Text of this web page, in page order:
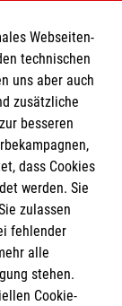
Webseiten-
technischen
uns aber auch
zusätzliche
besseren
dass Cookies
werden. Sie
zulassen
fehlender
alle
stehen.
Cookie-